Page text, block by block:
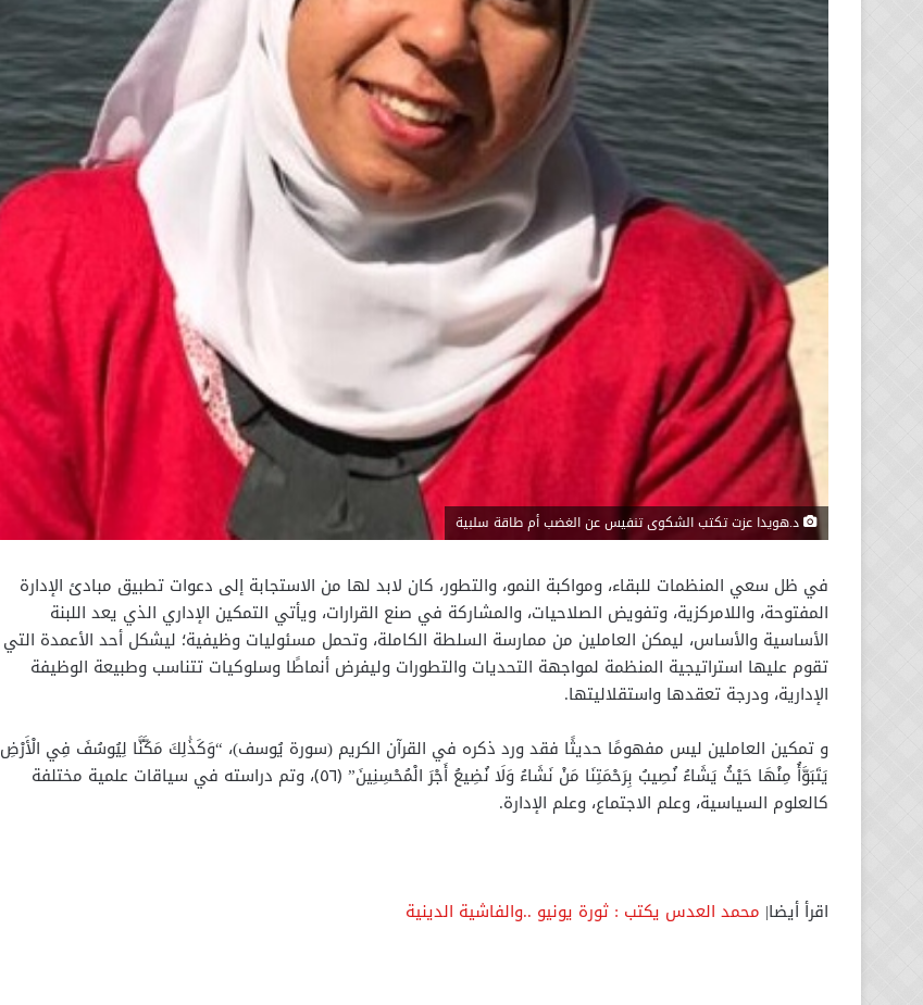
د.هويدا عزت تكتب الشكوى تنفيس عن الغضب أم طاقة سلبية
في ظل سعي المنظمات للبقاء، ومواكبة النمو، والتطور، كان لابد لها من الاستجابة إلى دعوات تطبیق مبادئ الإدارة
المفتوحة، واللامركزیة، وتفویض الصلاحیات، والمشاركة في صنع القرارات، ویأتي التمكین الإداري الذي یعد اللبنة
الأساسیة والأساس، لیمكن العاملين من ممارسة السلطة الكاملة، وتحمل مسئولیات وظیفیة؛ لیشكل أحد الأعمدة التي
تقوم عليها استراتيجية المنظمة لمواجهة التحدیات والتطورات ولیفرض أنماطًا وسلوكیات تتناسب وطبیعة الوظیفة
الإداریة، ودرجة تعقدها واستقلالیتها.
و تمكين العاملين ليس مفهومًا حديثًا فقد ورد ذكره في القرآن الكريم (سورة يُوسف)، “وَكَذَٰلِكَ مَكَّنَّا لِيُوسُفَ فِي الْأَرْضِ
يَتَبَوَّأُ مِنْهَا حَيْثُ يَشَاءُ نُصِيبُ بِرَحْمَتِنَا مَنْ نَشَاءُ وَلَا نُضِيعُ أَجْرَ الْمُحْسِنِينَ” ﴿٥٦﴾، وتم دراسته في سياقات علمية مختلفة
كالعلوم السياسية، وعلم الاجتماع، وعلم الإدارة.
اقرأ أيضا| محمد العدس يكتب : ثورة يونيو ..والفاشية الدينية